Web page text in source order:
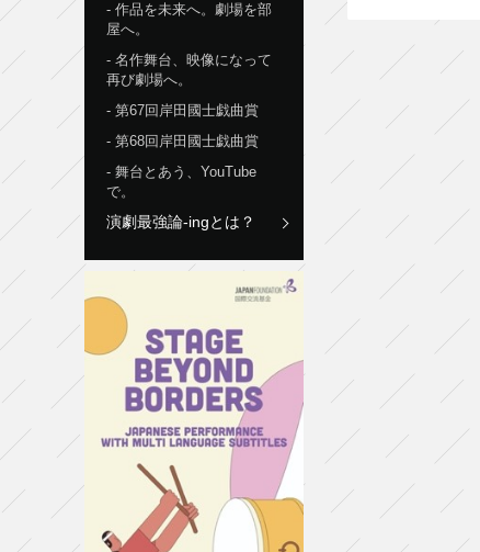
作品を未来へ。劇場を部
屋へ。
名作舞台、映像になって
再び劇場へ。
第67回岸田國士戯曲賞
第68回岸田國士戯曲賞
舞台とあう、YouTube
で。
演劇最強論-ingとは？